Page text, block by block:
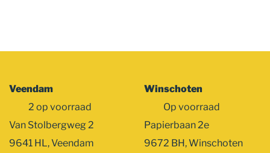
Veendam
2 op voorraad
Van Stolbergweg 2
9641 HL, Veendam
Winschoten
Op voorraad
Papierbaan 2e
9672 BH, Winschoten